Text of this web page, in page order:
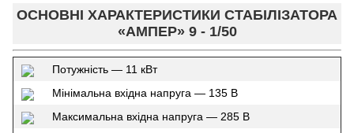
ОСНОВНІ ХАРАКТЕРИСТИКИ СТАБІЛІЗАТОРА
«АМПЕР» 9 - 1/50
Потужність — 11 кВт
Мінімальна вхідна напруга — 135 В
Максимальна вхідна напруга — 285 В